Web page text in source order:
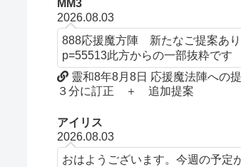
MM3
2026.08.03
888応援魔方陣 新たなご提案あ
p=55513此方からの一部抜粋で
靈和8年8月8日 応援魔法陣へ
３分に訂正 ＋ 追加提案
アイリス
2026.08.03
おはようございます。今週の予定